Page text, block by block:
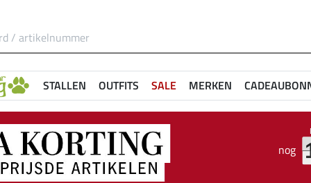
STALLEN OUTFITS SALE MERKEN
nog